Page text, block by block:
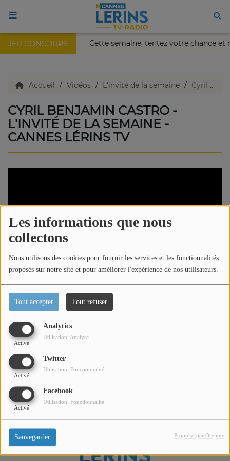
Les informations que nous
collectons
Nous utilisons des cookies pour fournir les services et les fonctionnalités
proposés sur notre site et pour améliorer l'expérience de nos utilisateurs.
Tout accepter Tout refuser
Analytics
Activé
Utilisation: Analyse
Twitter
Activé
Utilisation: Fonctionnalité
Facebook
Activé
Utilisation: Fonctionnalité
Sauvegarder Propulsé par Orejime
JEU CONCOURS
Nikaïa de Nice ! Cette semaine, tentez votre chance
TV en direct
Replay TV
Titres diffusés
Podcasts
Jeu concours
Contactez-nous
Accueil Vidéos L'invité de la semaine Cyril Benjamin Castro - L'invité de la semaine - Cannes Lérins TV
CYRIL BENJAMIN CASTRO -
L'INVITÉ DE LA SEMAINE -
CANNES LÉRINS TV
Dans l'émission l'invité de la semaine, Laurent reçoit Cyril
Benjamin Castro Peintre et Écrivain. Présentation et
questions / réponses sont au programme de cet interview.